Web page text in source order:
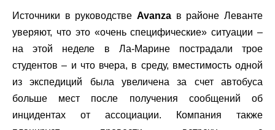
Источники в руководстве Avanza в районе Леванте
уверяют, что это «очень специфические» ситуации –
на этой неделе в Ла-Марине пострадали трое
студентов – и что вчера, в среду, вместимость одной
из экспедиций была увеличена за счет автобуса
больше мест после получения сообщений об
инцидентах от ассоциации. Компания также